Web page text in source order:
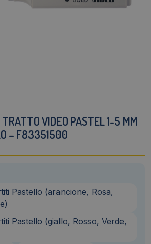
VIDEO PASTEL 1-5 MM
– F83351500
Pastello (arancione, Rosa,
Pastello (giallo, Rosso, Verde,